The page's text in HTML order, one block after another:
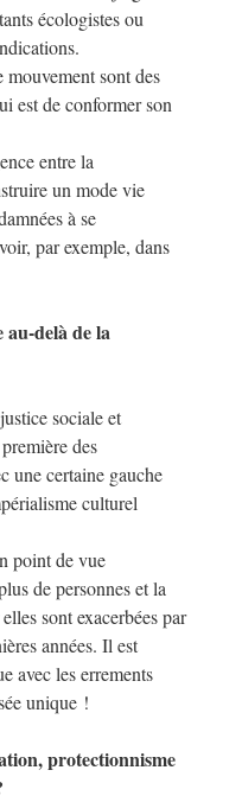
écologistes ou
mouvement sont des
est de conformer son
entre la
un mode vie
à se
par exemple, dans
au-delà de la
sociale et
des
une certaine gauche
culturel
point de vue
de personnes et la
sont exacerbées par
années. Il est
avec les errements
unique !
protectionnisme